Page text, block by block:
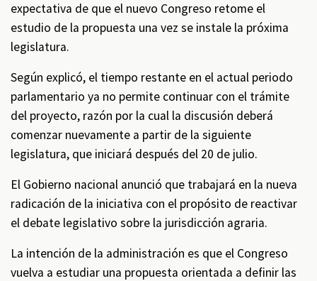
expectativa de que el nuevo Congreso retome el
estudio de la propuesta una vez se instale la próxima
legislatura.
Según explicó, el tiempo restante en el actual periodo
parlamentario ya no permite continuar con el trámite
del proyecto, razón por la cual la discusión deberá
comenzar nuevamente a partir de la siguiente
legislatura, que iniciará después del 20 de julio.
El Gobierno nacional anunció que trabajará en la nueva
radicación de la iniciativa con el propósito de reactivar
el debate legislativo sobre la jurisdicción agraria.
La intención de la administración es que el Congreso
vuelva a estudiar una propuesta orientada a definir las